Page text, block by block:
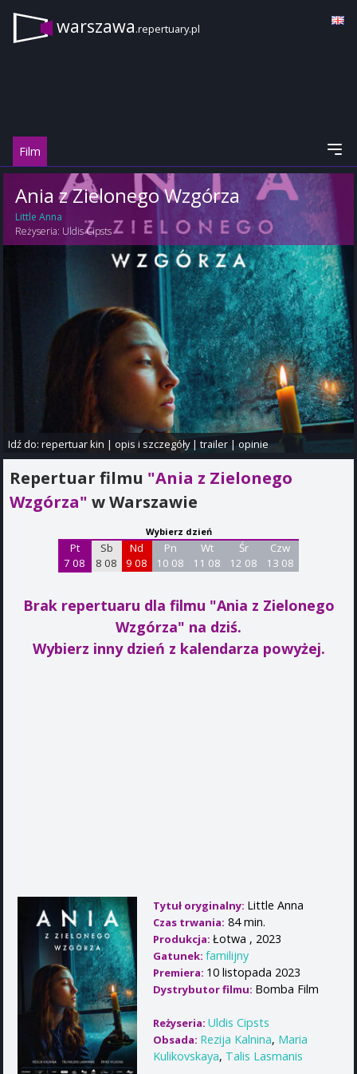
warszawa.repertuary.pl
Film
Ania z Zielonego Wzgórza
Little Anna
Reżyseria: Uldis Cipsts
Idź do:repertuar kin |opis i szczegóły|trailer |opinie
Repertuar filmu "Ania z Zielonego
Wzgórza" w Warszawie
Wybierz dzień
Pt
7 08
Sb
8 08
Nd
9 08
Pn
10 08
Wt
11 08
Śr
12 08
Czw
13 08
Brak repertuaru dla filmu "Ania z Zielonego
Wzgórza" na dziś.
Wybierz inny dzień z kalendarza powyżej.
Tytuł oryginalny: Little Anna
Czas trwania: 84 min.
Produkcja: Łotwa , 2023
Gatunek: familijny
Premiera: 10 listopada 2023
Dystrybutor filmu: Bomba Film
Reżyseria: Uldis Cipsts
Obsada: Rezija Kalnina, Maria
Kulikovskaya, Talis Lasmanis